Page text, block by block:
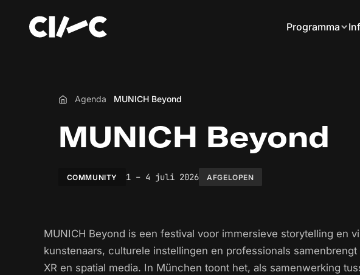
Programma
Home
Agenda MUNICH Beyond
MUNICH Beyond
COMMUNITY 1 – 4 juli 2026 AFGELOPEN
MUNICH Beyond is een festival voor immersieve storytelling en
kunstenaars, culturele instellingen en professionals
XR en spatial media. In München toont het, als samenwerking